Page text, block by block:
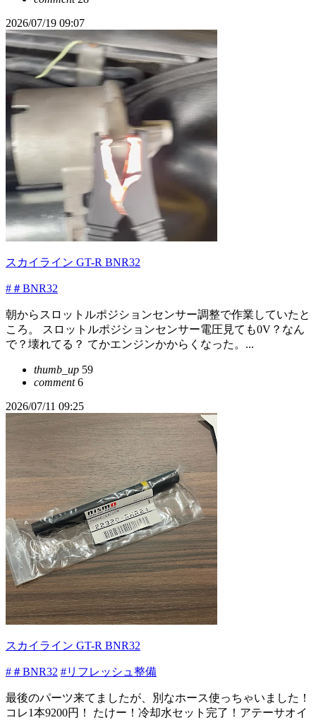
2026/07/19 09:07
スカイライン GT-R BNR32
#＃BNR32
朝からスロットルポジションセンサー調整で作業していたと
ころ。 スロットルポジションセンサー電圧見ても0V？なん
で？壊れてる？ てかエンジンかからくなった。...
thumb_up 59
comment6
2026/07/11 09:25
スカイライン GT-R BNR32
#＃BNR32 #リフレッシュ整備
最後のパーツ来てましたが、別なホース使っちゃいました！
コレ1本9200円！ たけー！冷却水セット完了！アテーサオイ